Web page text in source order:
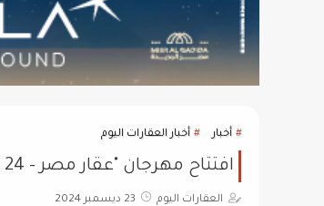
أخبار أخبار العقارات اليوم
افتتاح مهرجان "عقار مصر – THE BEST REAL ESTATE 24" بمشاركة وزراء وسفراء وشخصيات بارزة
العقارات اليوم 23 ديسمبر 2024